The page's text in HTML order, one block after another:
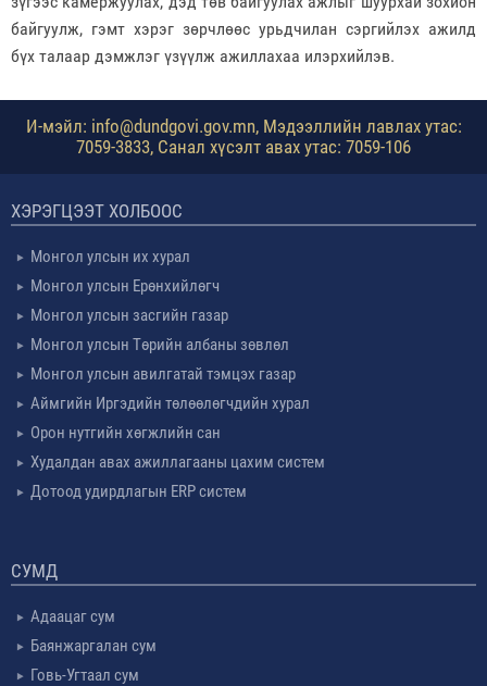
байгуулж, гэмт хэрэг зөрчлөөс урьдчилан сэргийлэх ажилд
бүх талаар дэмжлэг үзүүлж ажиллахаа илэрхийлэв.
И-мэйл: info@dundgovi.gov.mn, Мэдээллийн лавлах утас:
7059-3833, Санал хүсэлт авах утас: 7059-106
ХЭРЭГЦЭЭТ ХОЛБООС
Монгол улсын их хурал
Монгол улсын Ерөнхийлөгч
Монгол улсын засгийн газар
Монгол улсын Төрийн албаны зөвлөл
Монгол улсын авилгатай тэмцэх газар
Аймгийн Иргэдийн төлөөлөгчдийн хурал
Орон нутгийн хөгжлийн сан
Худалдан авах ажиллагааны цахим систем
Дотоод удирдлагын ERP систем
СУМД
Адаацаг сум
Баянжаргалан сум
Говь-Угтаал сум